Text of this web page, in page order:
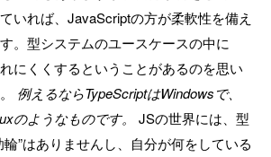
いれば、JavaScriptの方が柔軟性を備え
。型システムのユースケースの中に
にくくするということがあるのを思い
例えるならTypeScriptはWindowsで、
のようなものです。
JSの世界には、型
輪”はありませんし、自分が何をしている